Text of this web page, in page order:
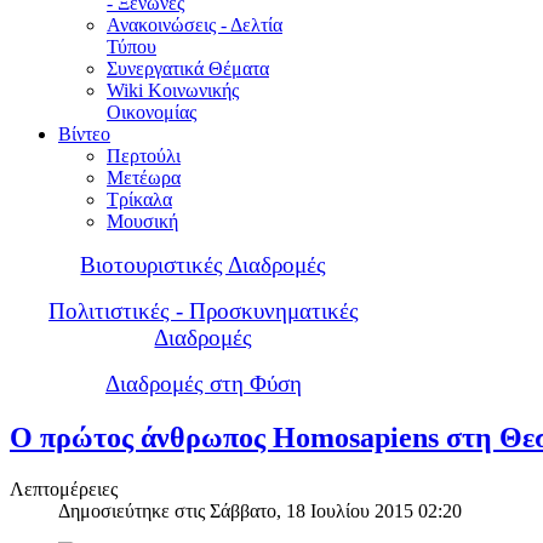
Ανακοινώσεις - Δελτία
Τύπου
Συνεργατικά Θέματα
Wiki Κοινωνικής
Οικονομίας
Βίντεο
Περτούλι
Μετέωρα
Τρίκαλα
Μουσική
Βιοτουριστικές Διαδρομές
Πολιτιστικές - Προσκυνηματικές
Διαδρομές
Διαδρομές στη Φύση
Ο πρώτος άνθρωπος Homosapiens στη
Λεπτομέρειες
Δημοσιεύτηκε στις Σάββατο, 18 Ιουλίου 2015 02:20